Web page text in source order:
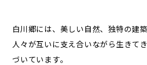
白川郷には、美しい自然、独特の建
人々が互いに支え合いながら生きて
づいています。